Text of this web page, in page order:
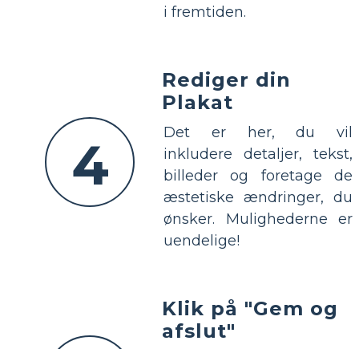
i fremtiden.
4
Rediger din
Plakat
Det er her, du vil
inkludere detaljer, tekst,
billeder og foretage de
æstetiske ændringer, du
ønsker. Mulighederne er
uendelige!
Klik på "Gem og
afslut"